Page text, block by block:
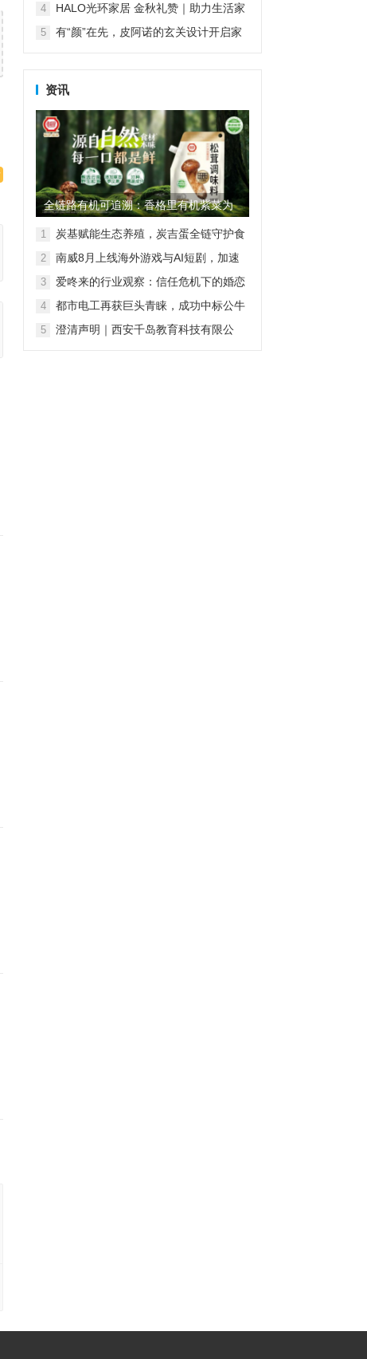
4
HALO光环家居 金秋礼赞｜助力生活家
5
有“颜”在先，皮阿诺的玄关设计开启家
资讯
全链路有机可追溯：香格里有机紫菜为
家庭餐桌筑起“品质护城河”
1
炭基赋能生态养殖，炭吉蛋全链守护食
2
南威8月上线海外游戏与AI短剧，加速
3
爱咚来的行业观察：信任危机下的婚恋
4
都市电工再获巨头青睐，成功中标公牛
售后安装维保项目
5
澄清声明｜西安千岛教育科技有限公